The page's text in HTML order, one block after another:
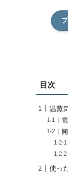
目次
温蒸
使っ